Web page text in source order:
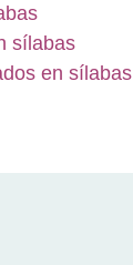
sílabas
en sílabas